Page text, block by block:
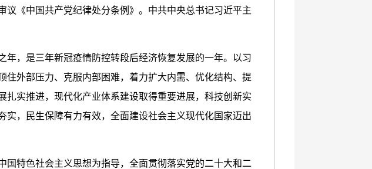
议《中国共产党纪律处分条例》。中共中央总书记习近平主
年，是三年新冠疫情防控转段后经济恢复发展的一年。以习
外部压力、克服内部困难，着力扩大内需、优化结构、提
实推进，现代化产业体系建设取得重要进展，科技创新实
，民生保障有力有效，全面建设社会主义现代化国家迈出
国特色社会主义思想为指导，全面贯彻落实党的二十大和二